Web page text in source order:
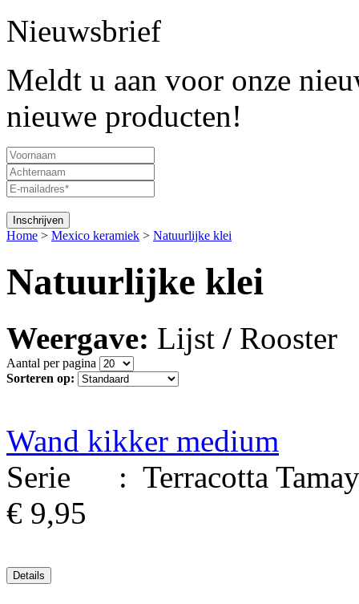
Nieuwsbrief
Meldt u aan voor onze
nieuwe producten!
Home > Mexico keramiek > Natuurlijke klei
Natuurlijke klei
Weergave: Lijst / Rooster
Aantal per pagina
Sorteren op:
Wand kikker medium
Serie : Terracotta
€ 9,95